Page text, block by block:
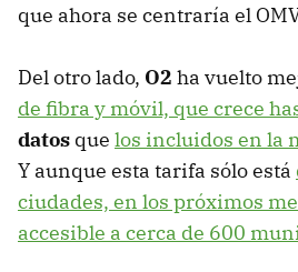
que ahora se centraría el
Del otro lado, O2 ha vuelto
de fibra y móvil, que crece
datos que los incluidos en la
Y aunque esta tarifa sólo está
ciudades, en los próximos
accesible a cerca de 600